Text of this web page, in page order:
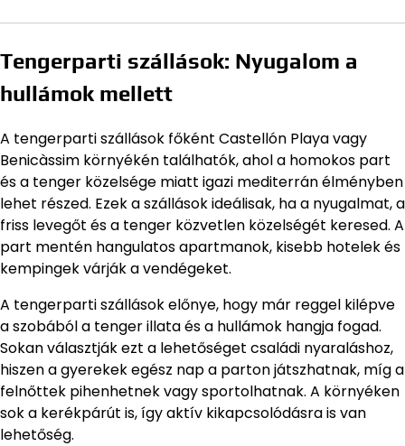
Tengerparti szállások: Nyugalom a
hullámok mellett
A tengerparti szállások főként Castellón Playa vagy
Benicàssim környékén találhatók, ahol a homokos part
és a tenger közelsége miatt igazi mediterrán élményben
lehet részed. Ezek a szállások ideálisak, ha a nyugalmat, a
friss levegőt és a tenger közvetlen közelségét keresed. A
part mentén hangulatos apartmanok, kisebb hotelek és
kempingek várják a vendégeket.
A tengerparti szállások előnye, hogy már reggel kilépve
a szobából a tenger illata és a hullámok hangja fogad.
Sokan választják ezt a lehetőséget családi nyaraláshoz,
hiszen a gyerekek egész nap a parton játszhatnak, míg a
felnőttek pihenhetnek vagy sportolhatnak. A környéken
sok a kerékpárút is, így aktív kikapcsolódásra is van
lehetőség.